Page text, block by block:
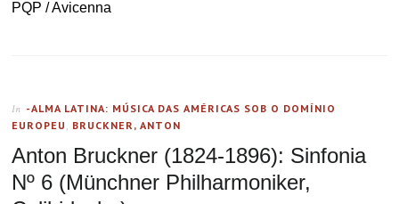
PQP / Avicenna
In -ALMA LATINA: MÚSICA DAS AMÉRICAS SOB O DOMÍNIO
EUROPEU , BRUCKNER, ANTON
Anton Bruckner (1824-1896): Sinfonia
Nº 6 (Münchner Philharmoniker,